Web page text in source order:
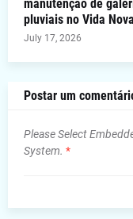
manutenção de
pluviais no Vida Nova
July 17, 2026
Postar um
Please Select
System. *